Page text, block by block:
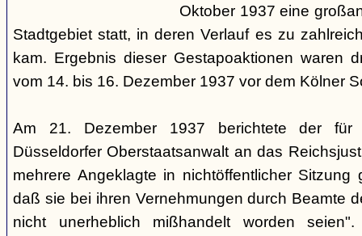
Oktober 1937 eine
Stadtgebiet statt, in deren Verlauf es zu
kam. Ergebnis dieser Gestapoaktionen waren
vom 14. bis 16. Dezember 1937 vor dem Kölner
Am 21. Dezember 1937 berichtete der für
Düsseldorfer Oberstaatsanwalt an das
mehrere Angeklagte in nichtöffentlicher Sitzung
daß sie bei ihren Vernehmungen durch Beamte
nicht unerheblich mißhandelt worden